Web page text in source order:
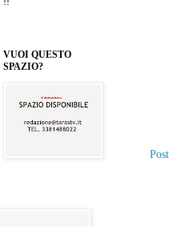
Post
VUOI QUESTO
SPAZIO?